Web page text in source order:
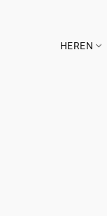
HEREN